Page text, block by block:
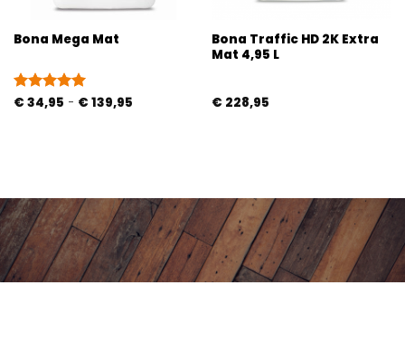
Bona Mega Mat
Gewaardeerd
€ 34,95 - € 139,95Prijsklasse:
Bona Traffic HD 2K Extra
Mat 4,95 L
€ 228,95